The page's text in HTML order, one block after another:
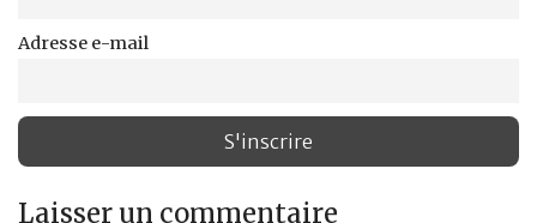
Adresse e-mail
Laisser un commentaire